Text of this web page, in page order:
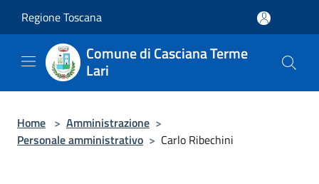
Regione Toscana
Comune di Casciana Terme
Lari
Home > Amministrazione >
Personale amministrativo > Carlo Ribechini